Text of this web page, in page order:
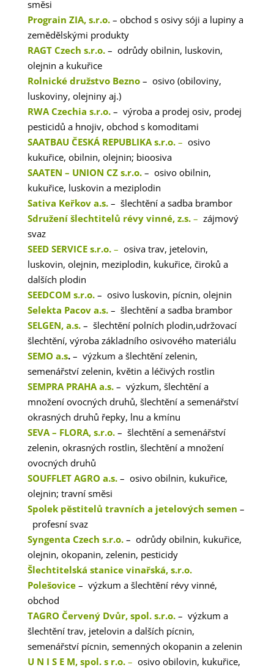
směsi
Prograin ZIA, s.r.o.– obchod s osivy sóji a lupiny a
zemědělskými produkty
RAGT Czech s.r.o. – odrůdy obilnin, luskovin,
olejnin a kukuřice
Rolnické družstvo Bezno– osivo (obiloviny,
luskoviny, olejniny aj.)
RWA Czechia s.r.o.– výroba a prodej osiv, prodej
pesticidů a hnojiv, obchod s komoditami
SAATBAU ČESKÁ REPUBLIKA s.r.o.– osivo
kukuřice, obilnin, olejnin; bioosiva
SAATEN – UNION CZ s.r.o.– osivo obilnin,
kukuřice, luskovin a meziplodin
Sativa Keřkov a.s. – šlechtění a sadba brambor
Sdružení šlechtitelů révy vinné, z.s.– zájmový
svaz
SEED SERVICE s.r.o.– osiva trav, jetelovin,
luskovin, olejnin, meziplodin, kukuřice, čiroků a
dalších plodin
SEEDCOM s.r.o.– osivo luskovin, pícnin, olejnin
Selekta Pacov a.s.– šlechtění a sadba brambor
SELGEN, a.s. – šlechtění polních plodin,udržovací
šlechtění, výroba základního osivového materiálu
SEMO a.s.– výzkum a šlechtění zelenin,
semenářství zelenin, květin a léčivých rostlin
SEMPRA PRAHA a.s.– výzkum, šlechtění a
množení ovocných druhů, šlechtění a semenářství
okrasných druhů řepky, lnu a kmínu
SEVA – FLORA, s.r.o. – šlechtění a semenářství
zelenin, okrasných rostlin, šlechtění a množení
ovocných druhů
SOUFFLET AGRO a.s. – osivo obilnin, kukuřice,
olejnin; travní směsi
Spolek pěstitelů travních a jetelových semen –
profesní svaz
Syngenta Czech s.r.o. – odrůdy obilnin, kukuřice,
olejnin, okopanin, zelenin, pesticidy
Šlechtitelská stanice vinařská, s.r.o.
Polešovice– výzkum a šlechtění révy vinné,
obchod
TAGRO Červený Dvůr, spol. s.r.o.– výzkum a
šlechtění trav, jetelovin a dalších pícnin,
semenářství pícnin, semenných okopanin a zelenin
U N I S E M, spol. s r.o.– osivo obilovin, kukuřice,